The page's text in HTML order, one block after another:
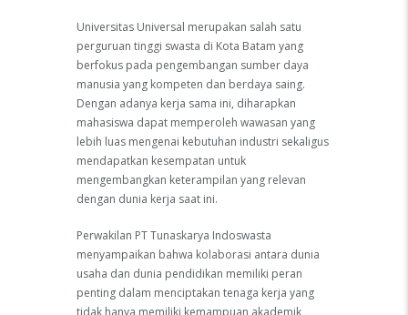
Universitas Universal merupakan salah satu
perguruan tinggi swasta di Kota Batam yang
berfokus pada pengembangan sumber daya
manusia yang kompeten dan berdaya saing.
Dengan adanya kerja sama ini, diharapkan
mahasiswa dapat memperoleh wawasan yang
lebih luas mengenai kebutuhan industri sekaligus
mendapatkan kesempatan untuk
mengembangkan keterampilan yang relevan
dengan dunia kerja saat ini.
Perwakilan PT Tunaskarya Indoswasta
menyampaikan bahwa kolaborasi antara dunia
usaha dan dunia pendidikan memiliki peran
penting dalam menciptakan tenaga kerja yang